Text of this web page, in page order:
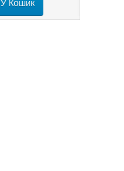
У Кошик